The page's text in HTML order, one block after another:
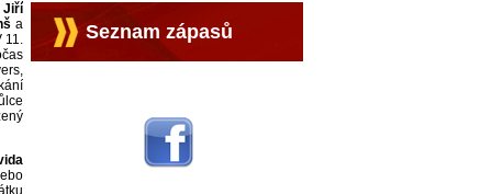
Jiří
a
11.
Seznam zápasů